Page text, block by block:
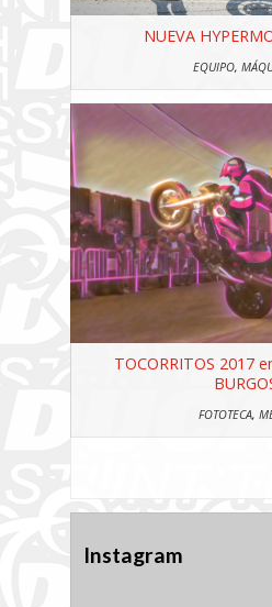
NUEVA
EQUIPO,
TOCORRITOS 2017
FOTOTECA,
Instagram